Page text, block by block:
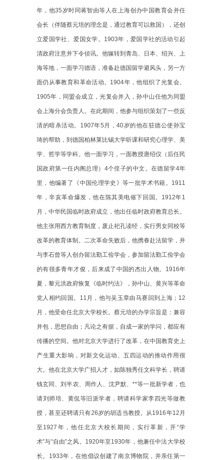
年，他35岁时同蒋智由等人在上海创办中国教育会并任
会长（伴随蔡元培的理念是，通过教育可以救国），还创
立爱国学社、爱国女学。 1903年，爱国学社的活动引起
清政府注意并下令侦讯。他辗转到青岛、日本、绍兴、上
海等地，一面学习德语，准备赴德国留学避风头，另一方
面仍从事教育和革命活动。 1904年，他组织了光复会。
1905年，同盟会成立，光复会并入，孙中山任他为同盟
会上海分会负责人。在此期间，他参与组织策划了一些反
清的暗杀活动。 1907年5 月， 40岁的他在驻德公使孙宝
琦的帮助，到德国柏林莱比锡大学听课和研究心理学、美
学、哲学等学科。他一面学习，一面教授唐绍仪（后任民
国政府第一任内阁总理） 4个侄子的中文。在德留学4年
里，他编著了《中国伦理学史》等一批学术书籍。 1911
年，辛亥革命爆发，他在陈其美电催下回国。 1912年1
月，中华民国临时政府成立，他出任临时政府教育总长。
他主张用西方教育制度，废止祀孔读经，实行男女同校等
改革的教育体制。二次革命失败后，他携眷赴法留学，并
与李石曾等人创办留法勤工俭学会，参加留法勤工俭学会
的有很多青年才俊，后来成了中国的杰出人物。 1916年
夏，黎元洪政府恢复《临时约法》，孙中山、黄兴等革命
党人相约回国。 11 月，他与吴玉章由马赛回到上海； 12
月，他受命任北京大学校长。蔡元培的办学宗旨是：兼容
并包，思想自由；凡论之有据，自成一家的学问，都应有
传播的空间。他对北京大学进行了改革，在中国教育史上
产生重大影响，对新文化运动、五四运动的推动作用很
大。他在北京大学广招人才，如陈独秀任文科学长，聘请
钱玄同、刘半农、周作人、沈尹默、**等一批新学者，也
请刘师培、黄侃等旧派学者，聘请科学家李四光等做教
授，甚至还聘请只有26岁的胡适当教授。从 1916年12 月
至 1927 年，他任北京大校长期间，实行革新，开“学
术”与“自由”之风。 1920年至1930年，他兼任中法大学校
长。 1933年，在他倡议创建了南京博物院，并亲任第一